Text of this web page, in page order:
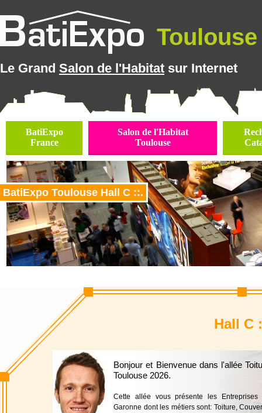
Le Grand Salon de l'Habitat sur Internet
BatiExpo
France
Salon de l'Habitat
Toulouse
BatiExpo Toulouse Hall C ::.
Hall C
Bonjour et Bienvenue dans l'allée
Toulouse 2026.
Cette allée vous présente les
Garonne dont les métiers sont: Toiture,